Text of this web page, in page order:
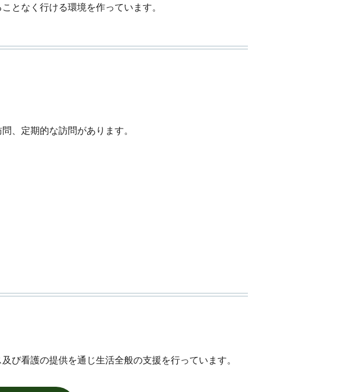
となく行ける環境を作っています。
、定期的な訪問があります。
び看護の提供を通じ生活全般の支援を行っています。